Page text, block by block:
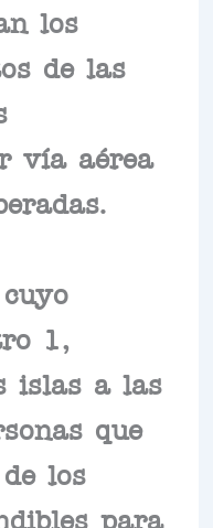
los
de las
vía aérea
1,
islas a las
que
los
para